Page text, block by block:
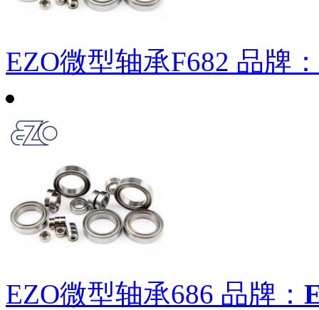
EZO微型轴承F682 品牌：
EZO微型轴承686 品牌：